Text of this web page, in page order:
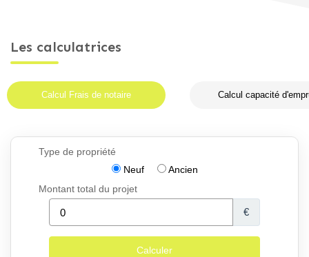
Les calculatrices
Calcul Frais de notaire Calcul capacité